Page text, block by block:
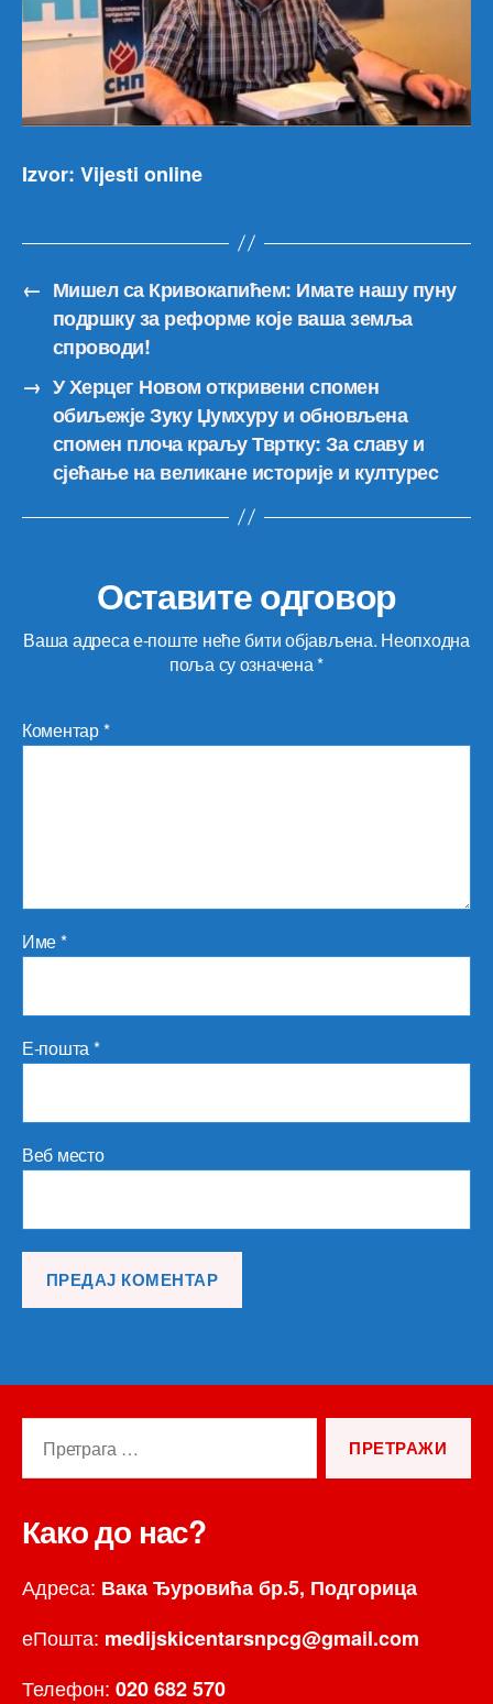
Izvor: Vijesti online
← Мишел са Кривокапићем: Имате нашу пуну
подршку за реформе које ваша земља
спроводи!
→ У Херцег Новом откривени спомен
обиљежје Зуку Џумхуру и обновљена
спомен плоча краљу Твртку: За славу и
сјећање на великане историје и културеc
Оставите одговор
Ваша адреса е-поште неће бити објављена. Неопходна
поља су означена*
Коментар*
Име*
Е-пошта*
Веб место
Како до нас?
Адреса: Вака Ђуровића бр.5, Подгорица
еПошта: medijskicentarsnpcg@gmail.com
Телефон: 020 682 570